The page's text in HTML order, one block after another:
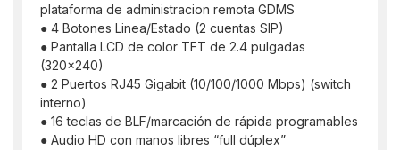
plataforma de administracion remota GDMS
● 4 Botones Linea/Estado (2 cuentas SIP)
● Pantalla LCD de color TFT de 2.4 pulgadas
(320x240)
● 2 Puertos RJ45 Gigabit (10/100/1000 Mbps) (switch
interno)
● 16 teclas de BLF/marcación de rápida programables
● Audio HD con manos libres “full dúplex”